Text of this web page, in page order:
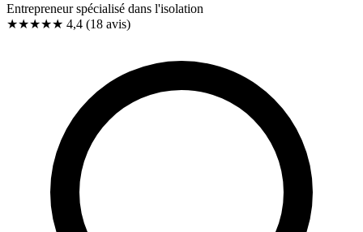
Entrepreneur spécialisé dans l'isolation
★★★★★ 4,4 (18 avis)